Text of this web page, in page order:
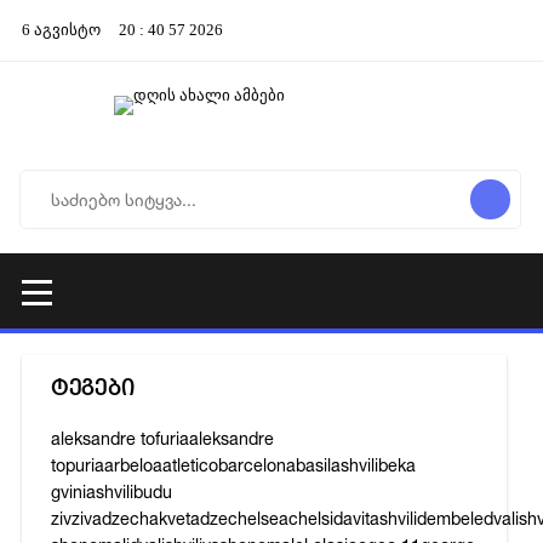
6 აგვისტო 20 : 40 57 2026
ტეგები
aleksandre tofuriaaleksandre
topuriaarbeloaatleticobarcelonabasilashvilibeka
gviniashvilibudu
zivzivadzechakvetadzechelseachelsidavitashvilidembele